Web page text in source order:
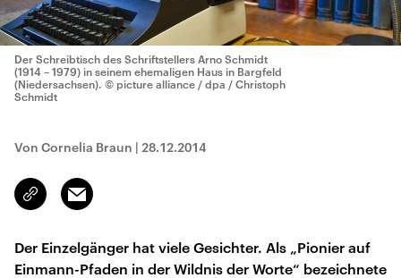
Der Schreibtisch des Schriftstellers Arno Schmidt
(1914 – 1979) in seinem ehemaligen Haus in Bargfeld
(Niedersachsen). © picture alliance / dpa / Christoph
Schmidt
Von Cornelia Braun | 28.12.2014
Link
kopieren/teilen
Email
Der Einzelgänger hat viele Gesichter. Als „Pionier auf
Einmann-Pfaden in der Wildnis der Worte“ bezeichnete